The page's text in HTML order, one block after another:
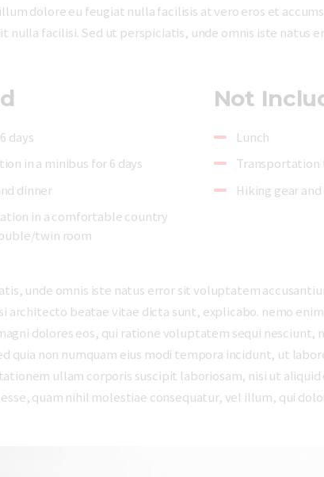
dolore eu feugiat nulla facilisis at vero eros et
nulla facilisi. Sed ut perspiciatis, unde omnis iste natus
days
in a minibus for 6 days
dinner
in a comfortable country
twin room
Not
Lunch
Transportation
Hiking gear
unde omnis iste natus error sit voluptatem
architecto beatae vitae dicta sunt, explicabo. nemo
dolores eos, qui ratione voluptatem sequi
quia non numquam eius modi tempora incidunt, ut
ullam corporis suscipit laboriosam, nisi ut
quam nihil molestiae consequatur, vel illum, qui